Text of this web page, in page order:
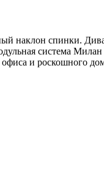
наклон спинки.
система Милан
и роскошного